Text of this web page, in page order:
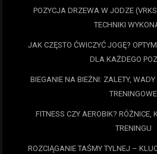
POZYCJA DRZEWA W JODZE
TECHNIKI
JAK CZĘSTO ĆWICZYĆ JOGĘ?
DLA KAŻDEGO
BIEGANIE NA BIEŻNI: ZALETY, WADY
TRENINGOWE
FITNESS CZY AEROBIK? RÓŻNICE,
TRENINGU
ROZCIĄGANIE TAŚMY TYLNEJ –